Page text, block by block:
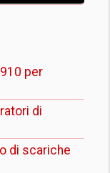
per
di
di scariche